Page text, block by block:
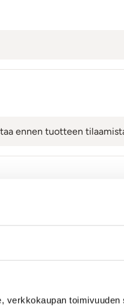
verkkokaupan toimivuuden
ennen tuotteen